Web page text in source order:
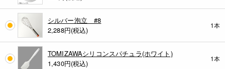
シルバー泡立 #8
2,288円(税込)
1本
TOMIZAWAシリコンスパチュラ(ホワイト)
1,430円(税込)
1本